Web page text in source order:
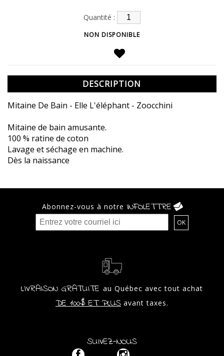
Quantité :
DESCRIPTION
Mitaine De Bain - Elle L'éléphant - Zoocchini
Mitaine de bain amusante.
100 % ratine de coton
Lavage et séchage en machine.
Dès la naissance
Abonnez-vous à notre INFOLETTRE
LIVRAISON GRATUITE au Québec avec tout achat
DE 100$ ET PLUS avant taxes.
SUIVEZ-NOUS